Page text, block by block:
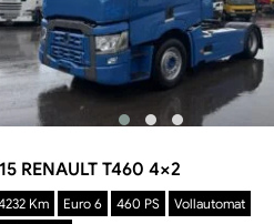
RENAULT T460 4×2
Km Euro 6 460 PS
Vollautomat